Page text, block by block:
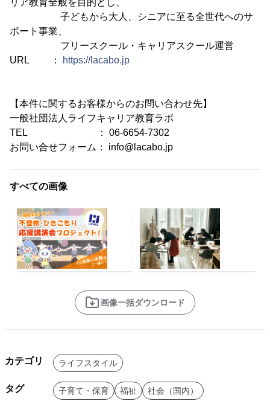
子どもから大人、シニアに至る全世代へのサ
ポート事業、
フリースクール・キャリアスクール運営
URL ：
https://lacabo.jp
【本件に関するお客様からのお問い合わせ先】
一般社団法人ライフキャリア教育ラボ
TEL ： 06-6654-7302
お問い合せフォーム： info@lacabo.jp
すべての画像
画像一括ダウンロード
カテゴリ ライフスタイル
タグ 子育て・保育 福祉 社会（国内）